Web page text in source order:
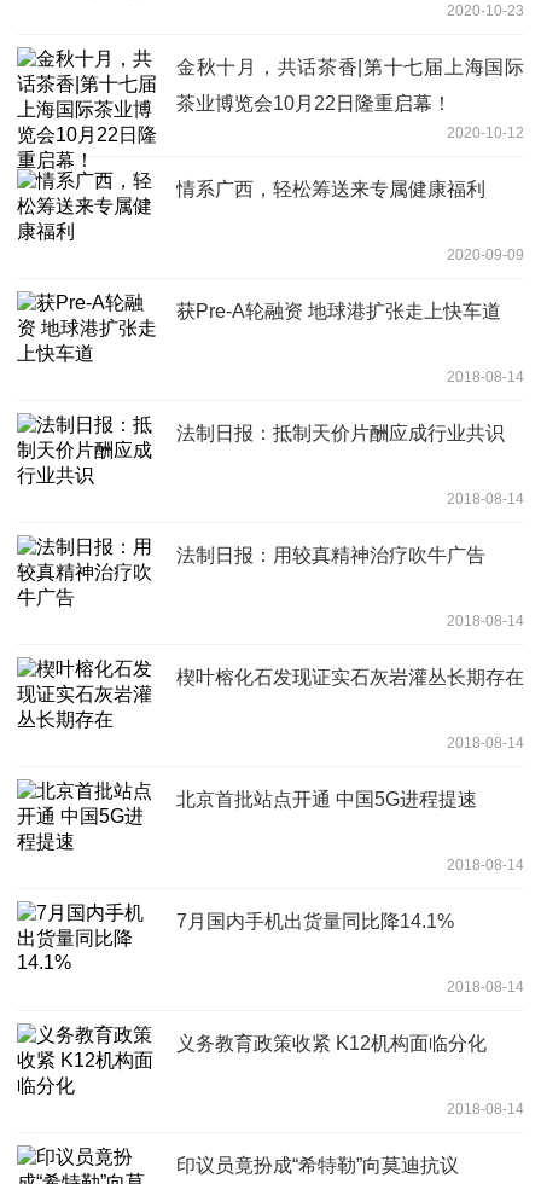
2020-10-23
金秋十月，共话茶香|第十七届上海国际
茶业博览会10月22日隆重启幕！
2020-10-12
情系广西，轻松筹送来专属健康福利
2020-09-09
获Pre-A轮融资 地球港扩张走上快车道
2018-08-14
法制日报：抵制天价片酬应成行业共识
2018-08-14
法制日报：用较真精神治疗吹牛广告
2018-08-14
楔叶榕化石发现证实石灰岩灌丛长期存在
2018-08-14
北京首批站点开通 中国5G进程提速
2018-08-14
7月国内手机出货量同比降14.1%
2018-08-14
义务教育政策收紧 K12机构面临分化
2018-08-14
印议员竟扮成“希特勒”向莫迪抗议